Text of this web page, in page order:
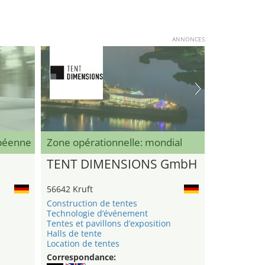
ANNONCES
Zone opérationnelle: mondial
TENT DIMENSIONS GmbH
56642 Kruft
Construction de tentes
Technologie d’événement
Tentes et pavillons d’exposition
Halls de tente
Location de tentes
Correspondance: